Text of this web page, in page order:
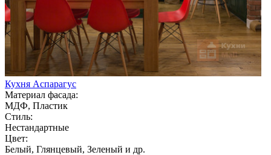
Кухня Аспарагус
Материал фасада:
МДФ, Пластик
Стиль:
Нестандартные
Цвет:
Белый, Глянцевый, Зеленый и др.